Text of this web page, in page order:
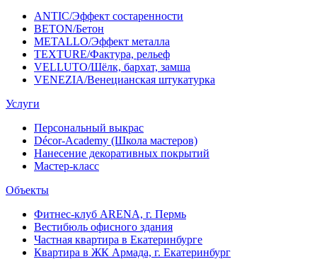
ANTIC/Эффект состаренности
BETON/Бетон
METALLO/Эффект металла
TEXTURE/Фактура, рельеф
VELLUTO/Шёлк, бархат, замша
VENEZIA/Венецианская штукатурка
Услуги
Персональный выкрас
Décor-Academy (Школа мастеров)
Нанесение декоративных покрытий
Мастер-класс
Объекты
Фитнес-клуб ARENA, г. Пермь
Вестибюль офисного здания
Частная квартира в Екатеринбурге
Квартира в ЖК Армада, г. Екатеринбург